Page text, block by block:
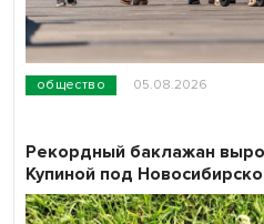
общество 05.08.2026
Рекордный баклажан
Купиной под